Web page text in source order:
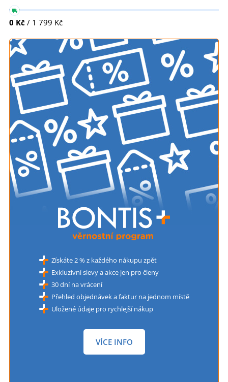
0 Kč / 1 799 Kč
Získáte 2 % z každého nákupu zpět
Exkluzivní slevy a akce jen pro členy
30 dní na vrácení
Přehled objednávek a faktur na jednom místě
Uložené údaje pro rychlejší nákup
VÍCE INFO